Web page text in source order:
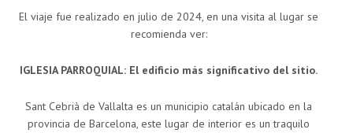
El viaje fue realizado en julio de 2024, en una visita al lugar se
recomienda ver:
IGLESIA PARROQUIAL: El edificio más significativo del sitio.
Sant Cebrià de Vallalta es un municipio catalán ubicado en la
provincia de Barcelona, este lugar de interior es un traquilo